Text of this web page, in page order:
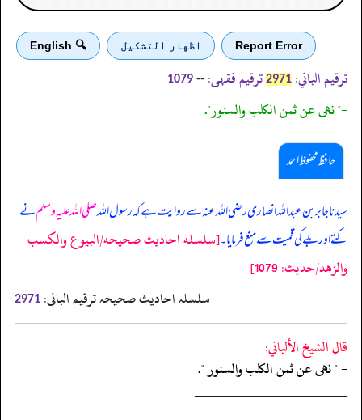
Report Error اظهار التشكيل 🔍 English
ترقیم الباني: 2971 ترقیم فقہی: --
1079
-" نهى عن ثمن الكلب والسنور".
حافظ محفوظ احمد
سیدنا جابر بن عبداللہ انصاری رضی اللہ عنہ سے روایت ہے کہ رسول اللہصلی اللہ علیہ وسلمنے
کتے اور بلے کی قمیت سے منع فرمایا۔[سلسله احاديث صحيحه/البيوع والكسب
والزهد/حدیث: 1079]
سلسلہ احادیث صحیحہ ترقیم البانی: 2971
قال الشيخ الألباني:
- " نهى عن ثمن الكلب والسنور ".
‏‏‏‏_____________________